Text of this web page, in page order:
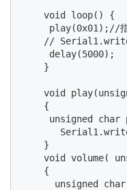
    void loop() {
play(0x01);//
//
     delay(5000);
    }
void
    {
unsigned char
    }
void volume(
    {
unsigned